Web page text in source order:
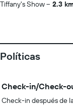
Tiffany's Show
2.3
Políticas
Check-in/Check-
Check-in después de